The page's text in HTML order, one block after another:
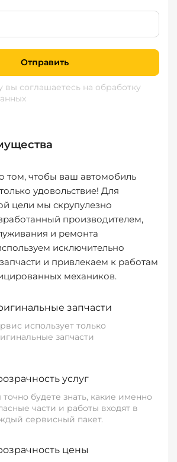
Отправить
вы соглашаетесь на обработку
том, чтобы ваш автомобиль
удовольствие! Для
цели мы скрупулезно
производителем,
и ремонта
исключительно
и привлекаем к работам
механиков.
запчасти
использует только
запчасти
услуг
точно будете знать, какие именно
части и работы входят в
сервисный пакет.
цены